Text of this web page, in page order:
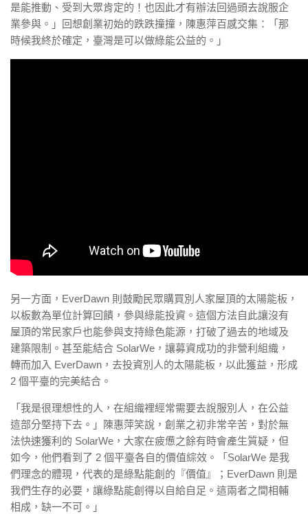
是能推動、受到大眾肯定的！也因此才有辦法回過頭去說服企
業參與。」回想創業初始的跌跌撞撞，陳惠萍百感交集：「那
時候我終於確定，臺灣是可以做綠能公益的。」
另一方面，EverDawn 則鼓勵民眾購買別人家屋頂的太陽能板，
以板數為單位計算回饋，參與綠能投資。這個方法自此讓沒有
屋頂的常民家戶也能參與支持綠色能源，打破了過去的地域及
建築限制。甚至能結合 SolarWe，讓募資成功的非營利組織，
轉而加入 EverDawn，去投資別人的太陽能板，以此獲益，形成
2 個平臺的完美結合。
「我是很理想性的人，在組織裡經常需要去說服別人，在公益
這部分堅持下去。」陳惠萍笑說，創業之初非常辛苦，對於無
法快速獲利的 SolarWe，大家在疲憊之餘有時會產生質疑，但
如今，他們看到了 2 個平臺各自的價值綜效。「SolarWe 是我
們理念的體現，代表的是綠點能創的『價值』；EverDawn 則是
我們生存的必要，讓綠點能創得以自給自足。這兩者之間相輔
相成，缺一不可。」